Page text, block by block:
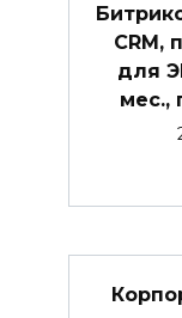
CRM,
для
мес.,